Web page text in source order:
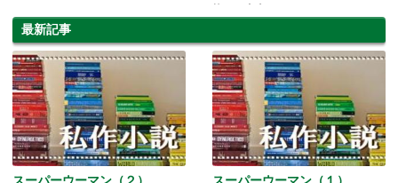
紡ぐ～未来へのバトンパス
最新記事
スーパーウーマン（２） スーパーウーマン（１）